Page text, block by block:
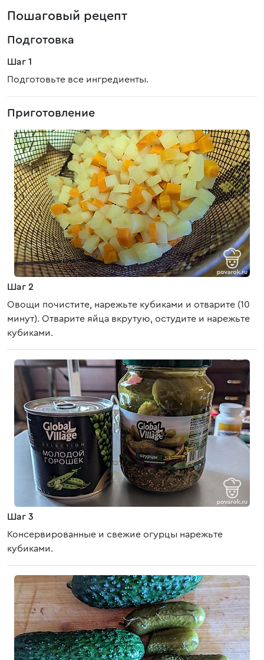
Пошаговый рецепт
Подготовка
Шаг 1
Подготовьте все ингредиенты.
Приготовление
Шаг 2
Овощи почистите, нарежьте кубиками и отварите (10
минут). Отварите яйца вкрутую, остудите и нарежьте
кубиками.
Шаг 3
Консервированные и свежие огурцы нарежьте
кубиками.